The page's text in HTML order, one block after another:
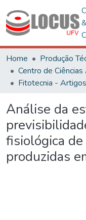
&
Home
Produção
Centro de Ciências
Fitotecnia - Artigos
Análise da
fisiológica
produzidas